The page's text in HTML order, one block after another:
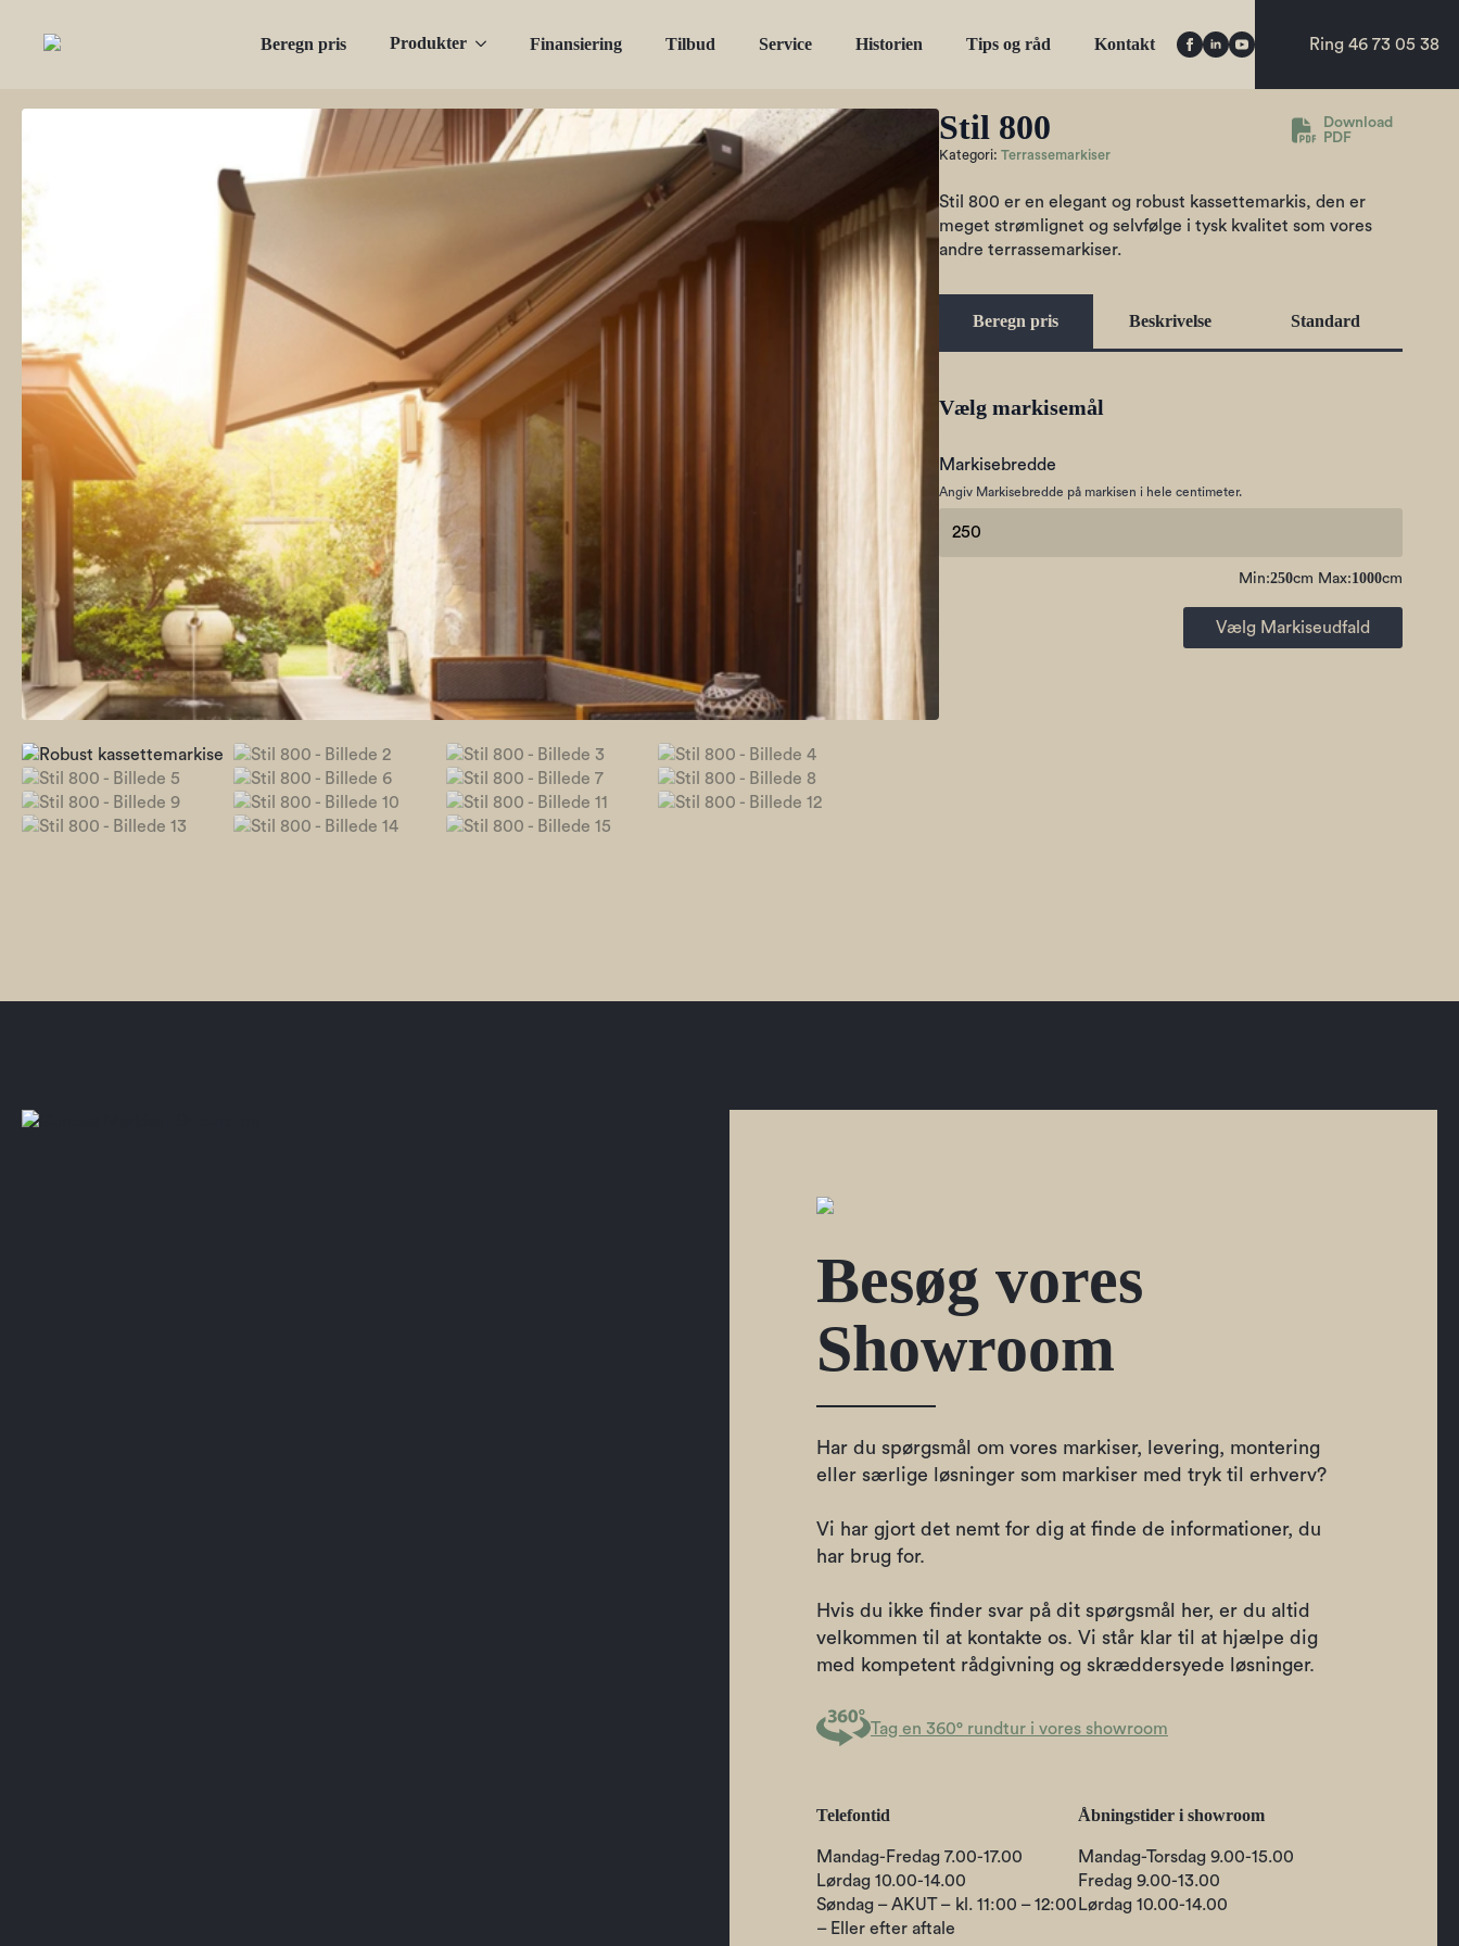
Beregn pris Produkter Finansiering Tilbud Service Historien Tips og råd Kontakt Ring 46 73 05 38
Stil 800
Kategori: Terrassemarkiser
Download
PDF
Stil 800 er en elegant og robust kassettemarkis, den er
meget strømlignet og selvfølge i tysk kvalitet som vores
andre terrassemarkiser.
Beregn pris Beskrivelse Standard
Vælg markisemål
Markisebredde
Angiv Markisebredde på markisen i hele centimeter.
Min:250cm Max:1000cm
Vælg Markiseudfald
Besøg vores
Showroom
Har du spørgsmål om vores markiser, levering, montering
eller særlige løsninger som markiser med tryk til erhverv?
Vi har gjort det nemt for dig at finde de informationer, du
har brug for.
Hvis du ikke finder svar på dit spørgsmål her, er du altid
velkommen til at kontakte os. Vi står klar til at hjælpe dig
med kompetent rådgivning og skræddersyede løsninger.
Tag en 360° rundtur i vores showroom
Telefontid
Mandag-Fredag 7.00-17.00
Lørdag 10.00-14.00
Søndag – AKUT – kl. 11:00 – 12:00
– Eller efter aftale
Åbningstider i showroom
Mandag-Torsdag 9.00-15.00
Fredag 9.00-13.00
Lørdag 10.00-14.00